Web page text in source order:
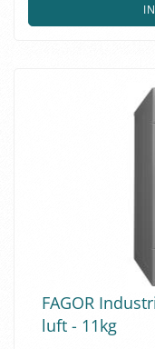
FAGOR
luft - 11kg